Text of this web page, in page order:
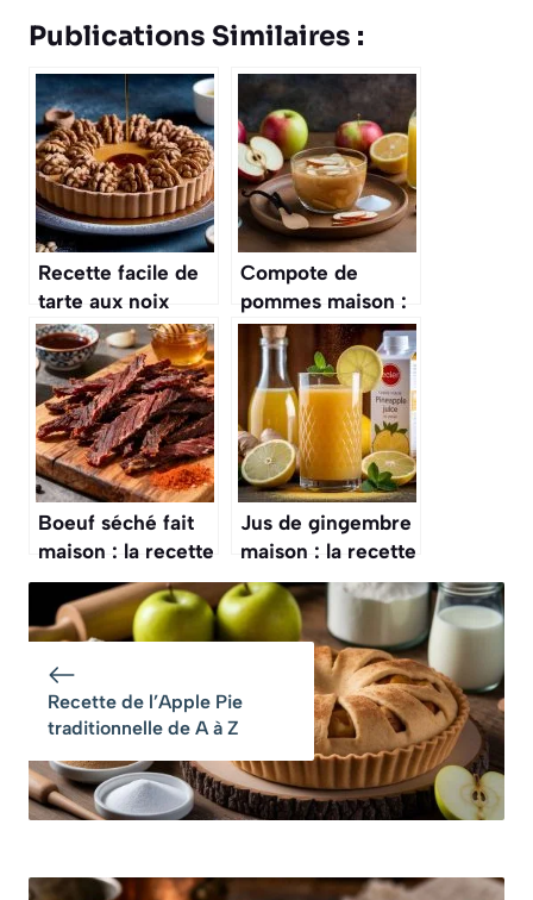
Publications Similaires :
Recette facile de
tarte aux noix
maison
Compote de
pommes maison :
recette facile et
rapide
Boeuf séché fait
maison : la recette
facile
Jus de gingembre
maison : la recette
énergisante
parfaite pour
l’automne
Recette de l’Apple Pie
traditionnelle de A à Z